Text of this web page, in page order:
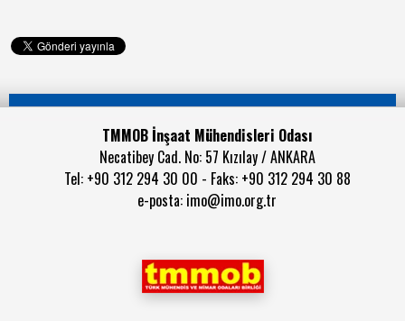
TMMOB İnşaat Mühendisleri Odası
Necatibey Cad. No: 57 Kızılay / ANKARA
Tel: +90 312 294 30 00 - Faks: +90 312 294 30 88
e-posta: imo@imo.org.tr